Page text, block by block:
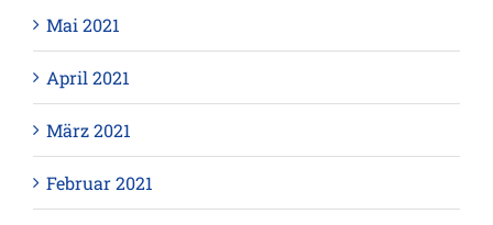
Mai 2021
April 2021
März 2021
Februar 2021